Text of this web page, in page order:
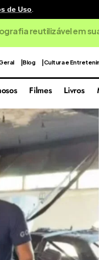
de Uso.
reutilizável em
Blog Cultura e
Filmes Livros